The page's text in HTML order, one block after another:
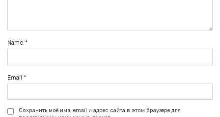
Name *
Email *
Сохранить моё имя, email и адрес сайта в этом браузере для